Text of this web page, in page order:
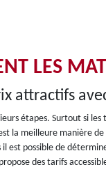
LES
attractifs
étapes. Surtout si
la meilleure manière
il est possible de
des tarifs